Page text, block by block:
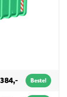
Bestel